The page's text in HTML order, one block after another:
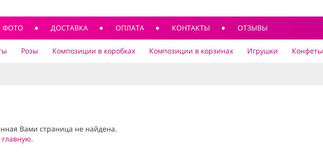
ФОТО ДОСТАВКА ОПЛАТА КОНТАКТЫ ОТЗЫВЫ
Розы Композиции в коробках Композиции в корзинах Игрушки Конфеты
Вами страница не найдена.
.